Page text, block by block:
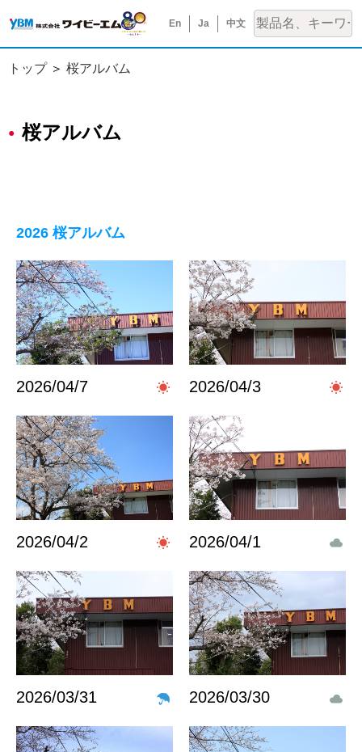
En Ja 中文
トップ 桜アルバム
桜アルバム
2026 桜アルバム
2026/04/7 2026/04/3
2026/04/2 2026/04/1
2026/03/31 2026/03/30